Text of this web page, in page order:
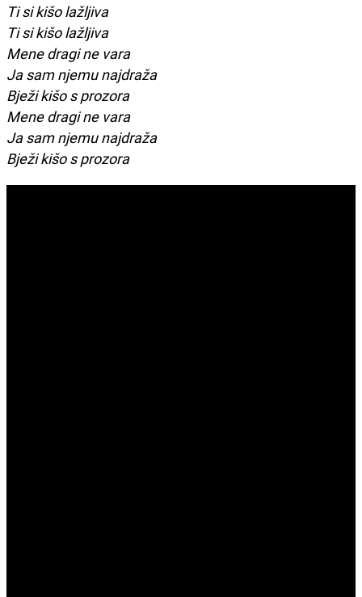
Ti si kišo lažljiva
Ti si kišo lažljiva
Mene dragi ne vara
Ja sam njemu najdraža
Bježi kišo s prozora
Mene dragi ne vara
Ja sam njemu najdraža
Bježi kišo s prozora